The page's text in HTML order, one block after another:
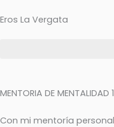
al
Eros La Vergata
MENTORIA DE MENTALIDAD
Con mi mentoría